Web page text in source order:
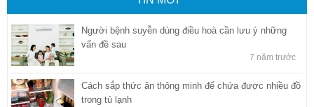
Người bệnh suyễn dùng điều hoà cần lưu ý những
vấn đề sau
7 năm trước
Cách sắp thức ăn thông minh để chứa được nhiều đồ
trong tủ lạnh